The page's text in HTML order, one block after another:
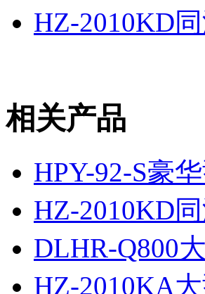
HZ-2010KD
相关产品
HPY-92-S豪
HZ-2010KD
DLHR-Q800
HZ-2010KA